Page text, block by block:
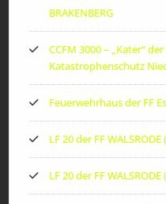
BRAKENBERG
CCFM 3000 – „Kater“
Katastrophenschutz
Feuerwehrhaus der FF
LF 20 der FF WALSRODE
LF 20 der FF WALSRODE